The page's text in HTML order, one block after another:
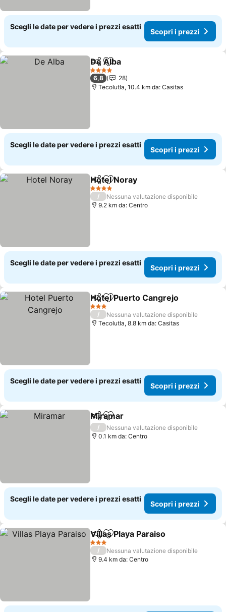
Scegli le date per vedere i prezzi esatti
Scopri i prezzi
CondividiAggiungi ai preferiti
De Alba
4 Stelle
6,8
28
Tecolutla, 10.4 km da: Casitas
Scegli le date per vedere i prezzi esatti
Scopri i prezzi
CondividiAggiungi ai preferiti
Hotel Noray
4 Stelle
/
Nessuna valutazione disponibile
9.2 km da: Centro
Scegli le date per vedere i prezzi esatti
Scopri i prezzi
CondividiAggiungi ai preferiti
Hotel Puerto Cangrejo
3 Stelle
/
Nessuna valutazione disponibile
Tecolutla, 8.8 km da: Casitas
Scegli le date per vedere i prezzi esatti
Scopri i prezzi
CondividiAggiungi ai preferiti
Miramar
/
Nessuna valutazione disponibile
0.1 km da: Centro
Scegli le date per vedere i prezzi esatti
Scopri i prezzi
CondividiAggiungi ai preferiti
Villas Playa Paraiso
3 Stelle
/
Nessuna valutazione disponibile
9.4 km da: Centro